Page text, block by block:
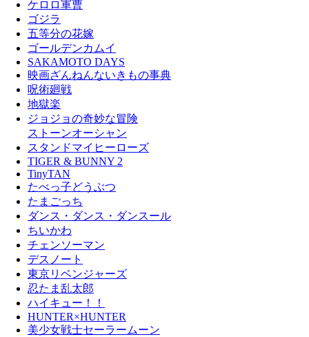
ケロロ軍曹
ゴジラ
五等分の花嫁
ゴールデンカムイ
SAKAMOTO DAYS
映画ざんねんないきもの事典
呪術廻戦
地獄楽
ジョジョの奇妙な冒険
ストーンオーシャン
スタンドマイヒーローズ
TIGER & BUNNY 2
TinyTAN
たべっ子どうぶつ
たまごっち
ダンス・ダンス・ダンスール
ちいかわ
チェンソーマン
デスノート
東京リベンジャーズ
忍たま乱太郎
ハイキュー！！
HUNTER×HUNTER
美少女戦士セーラームーン